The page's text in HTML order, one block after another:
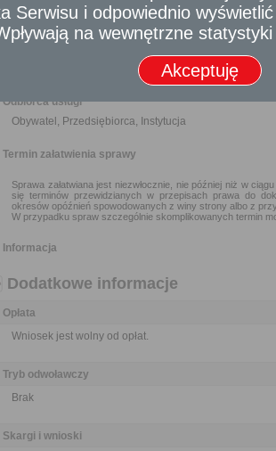
politycznych.
W przypadku osób fizycznych do wniosku
gospodarczej w formie papierowej lub
W przypadku Kościołów i związków
potwierdzającego osobowość prawną.
Odbiorca usługi
Obywatel, Przedsiębiorca, Instytucja
Termin załatwienia sprawy
Sprawa załatwiana jest niezwłocznie, nie później niż w
się terminów przewidzianych w przepisach prawa do
okresów opóźnień spowodowanych z winy strony albo z
W przypadku spraw szczególnie skomplikowanych termin
Informacja
Dodatkowe informacje
Opłata
Wniosek jest wolny od opłat.
Tryb odwoławczy
Brak
Skargi i wnioski
Serwisu i odpowiednio
na wewnętrzne
Akceptuję